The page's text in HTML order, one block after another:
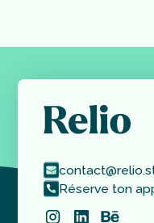
Réserve ton